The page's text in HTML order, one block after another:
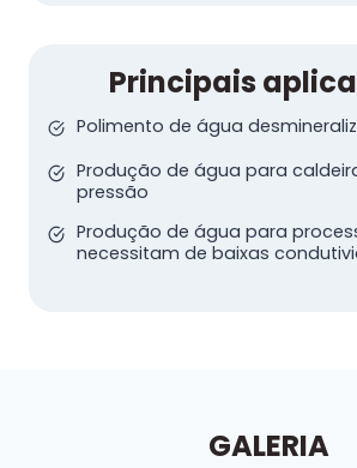
Principais
Polimento de água
Produção de água para
pressão
Produção de água para
necessitam de baixas
GALERIA